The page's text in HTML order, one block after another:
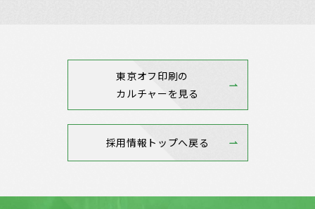
東京オフ印刷の
カルチャーを見る
採用情報トップへ戻る